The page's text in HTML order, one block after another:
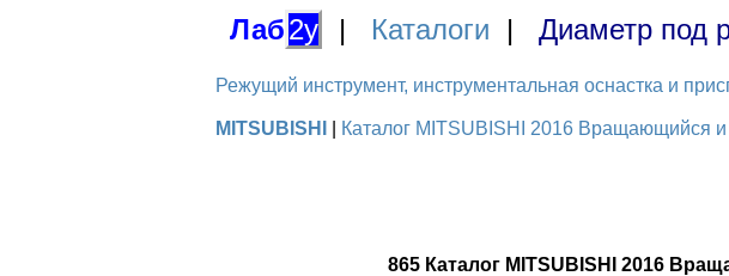
Лаб2у | Каталоги | Диаметр под
Режущий инструмент, инструментальная оснастка и
MITSUBISHI Каталог MITSUBISHI 2016 Вращающийся
865 Каталог MITSUBISHI 2016